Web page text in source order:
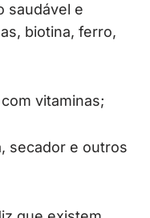
saudável e
biotina, ferro,
vitaminas;
secador e outros